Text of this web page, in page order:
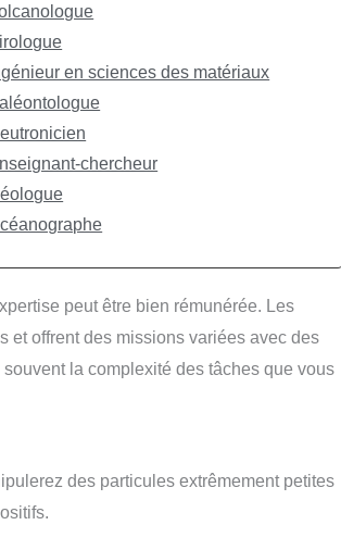
en sciences des matériaux
chercheur
peut être bien rémunérée. Les
et offrent des missions variées avec des
la complexité des tâches que vous
des particules extrêmement petites